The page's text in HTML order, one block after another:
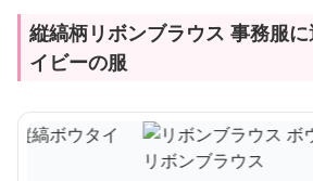
縦縞柄リボンブラウス 事務服
イビーの服